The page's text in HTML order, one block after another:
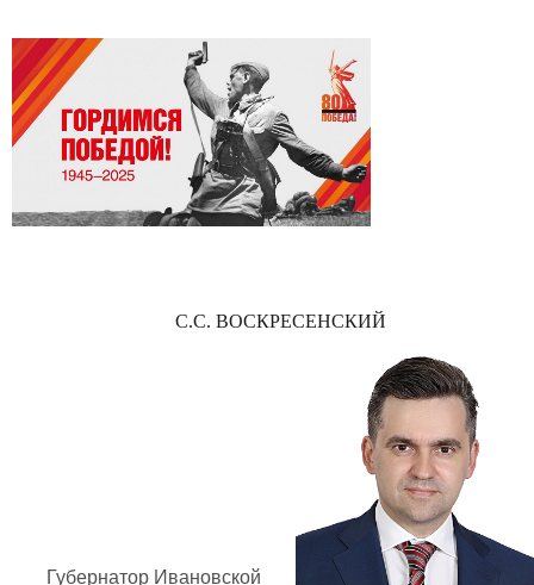
С.С. ВОСКРЕСЕНСКИЙ
Губернатор Ивановской